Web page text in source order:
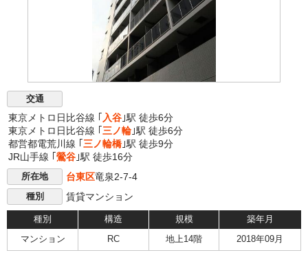
交通
東京メトロ日比谷線 ｢ 入谷 ｣駅 徒歩6分
東京メトロ日比谷線 ｢ 三ノ輪｣駅 徒歩6分
都営都電荒川線 ｢ 三ノ輪橋 ｣駅 徒歩9分
JR山手線 ｢ 鶯谷 ｣駅 徒歩16分
所在地 台東区竜泉2-7-4
種別 賃貸マンション
種別 構造 規模 築年月
マンション RC 地上14階 2018年09月